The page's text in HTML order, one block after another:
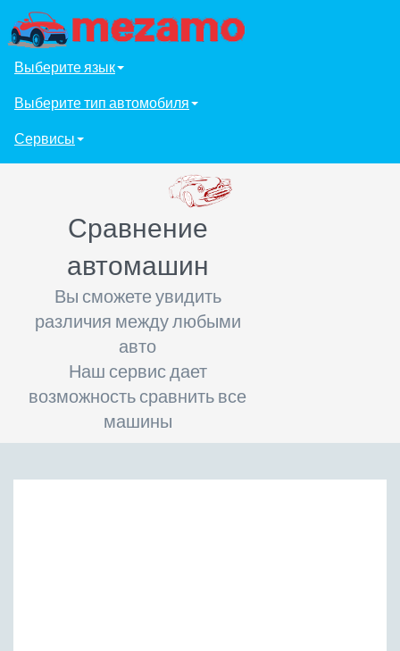
Выберите язык
Выберите тип автомобиля
Сервисы
Сравнение
автомашин
Вы сможете увидить
различия между любыми
авто
Наш сервис дает
возможность сравнить все
машины